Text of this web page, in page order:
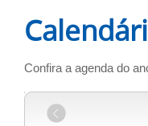
Confira a agenda do